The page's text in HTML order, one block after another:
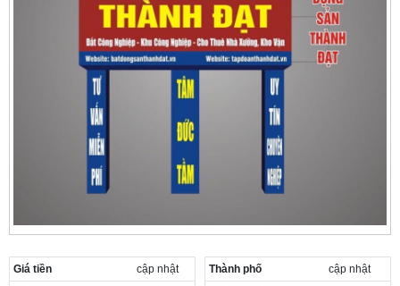
Giá tiền
cập nhật
Thành phố
cập nhật